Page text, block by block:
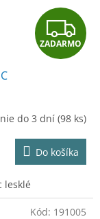
Z
A
A
R
M
O
ZADARMO
do 3 dní (98 ks)
Do košíka
lesklé
Kód: 191005